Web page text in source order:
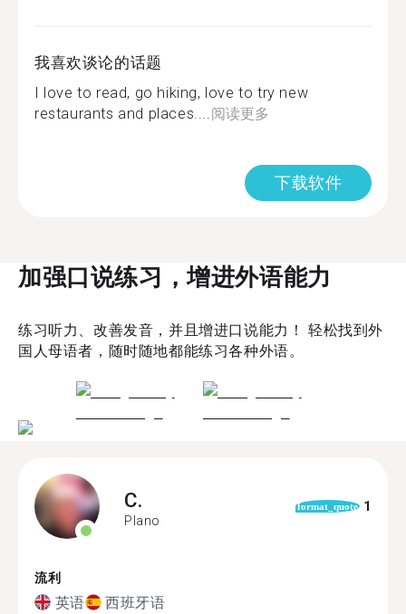
我喜欢谈论的话题
I love to read, go hiking, love to try new
restaurants and places.... 阅读更多
下载软件
加强口说练习，增进外语能力
练习听力、改善发音，并且增进口说能力！ 轻松找到外
国人母语者，随时随地都能练习各种外语。
C.
Plano
format_quote 1
流利
英语 西班牙语